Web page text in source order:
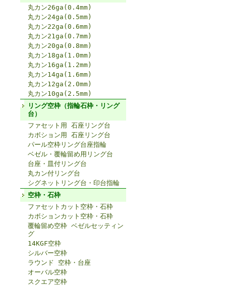
丸カン26ga(0.4mm)
丸カン24ga(0.5mm)
丸カン22ga(0.6mm)
丸カン21ga(0.7mm)
丸カン20ga(0.8mm)
丸カン18ga(1.0mm)
丸カン16ga(1.2mm)
丸カン14ga(1.6mm)
丸カン12ga(2.0mm)
丸カン10ga(2.5mm)
リング空枠（指輪石枠・リング
台）
ファセット用 石座リング台
カボション用 石座リング台
パール空枠リング台座指輪
ベゼル・覆輪留め用リング台
台座・皿付リング台
丸カン付リング台
シグネットリング台・印台指輪
空枠・石枠
ファセットカット空枠・石枠
カボションカット空枠・石枠
覆輪留め空枠 ベゼルセッティン
グ
14KGF空枠
シルバー空枠
ラウンド 空枠・台座
オーバル空枠
スクエア空枠